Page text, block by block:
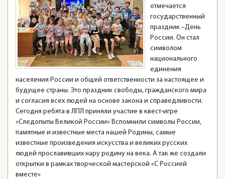
отмечается
государственный
праздник –День
России. Он стал
символом
национального
единения
населения России и общей ответственности за настоящее и
будущее страны. Это праздник свободы, гражданского мира
и согласия всех людей на основе закона и справедливости.
Сегодня ребята в ЛПЛ приняли участие в квест-игре
«Следопыты Великой России» Вспомнили символы России,
памятные и известные места нашей Родины, самые
известные произведения искусства и великих русских
людей прославивших нару родину на века. А так же создали
открытки в рамках творческой мастерской «С Россией
вместе»